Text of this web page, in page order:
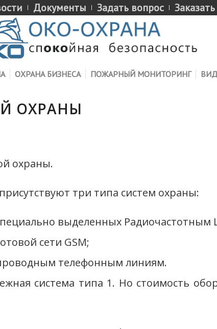
Документы Задать вопрос
ОХРАНА БИЗНЕСА ПОЖАРНЫЙ МОНИТОРИНГ
ОХРАНЫ
охраны.
три типа систем охраны:
выделенных Радиочастотным
сети GSM;
телефонным линиям.
система типа 1. Но стоимость